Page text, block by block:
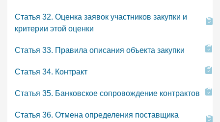
Статья 32. Оценка заявок участников закупки и
критерии этой оценки
Статья 33. Правила описания объекта закупки
Статья 34. Контракт
Статья 35. Банковское сопровождение контрактов
Статья 36. Отмена определения поставщика